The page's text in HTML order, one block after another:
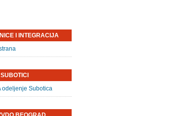
I INTEGRACIJA
odeljenje Subotica